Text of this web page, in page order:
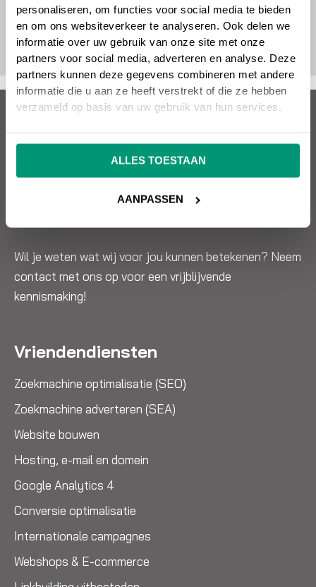
personaliseren, om functies voor social media te bieden
en om ons websiteverkeer te analyseren. Ook delen we
informatie over uw gebruik van onze site met onze
partners voor social media, adverteren en analyse. Deze
partners kunnen deze gegevens combineren met andere
informatie die u aan ze heeft verstrekt of die ze hebben
verzameld op basis van uw gebruik van hun services.
ALLES TOESTAAN
AANPASSEN
Wil jij een succesvolle website die omzet oplevert?
SEO vrienden helpt je hier graag mee! Snel, kundig en
effectief. SEO, Google Ads, design, websitebouw en
Wil je weten wat wij voor jou kunnen betekenen? Neem
contact met ons op voor een vrijblijvende
kennismaking!
Vriendendiensten
Zoekmachine optimalisatie (SEO)
Zoekmachine adverteren (SEA)
Website bouwen
Hosting, e-mail en domein
Google Analytics 4
Conversie optimalisatie
Internationale campagnes
Webshops & E-commerce